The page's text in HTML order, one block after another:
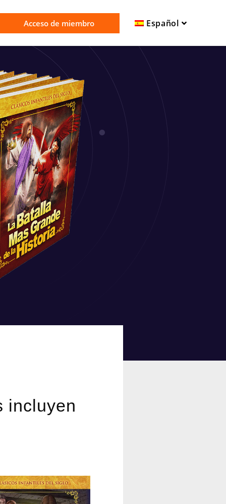
Acceso de miembro Español
incluyen